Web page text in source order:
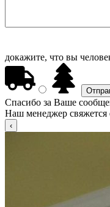
докажите, что вы
Спасибо за Ваше
Наш менеджер